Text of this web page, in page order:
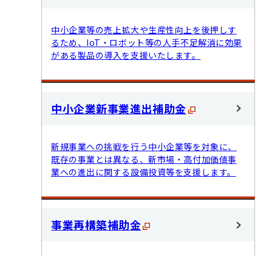
中小企業等の売上拡大や生産性向上を後押しす
るため、IoT・ロボット等の人手不足解消に効果
がある製品の導入を支援いたします。
中小企業新事業進出補助金
新規事業への挑戦を行う中小企業等を対象に、
既存の事業とは異なる、新市場・高付加価値事
業への進出に関する設備投資等を支援します。
事業再構築補助金